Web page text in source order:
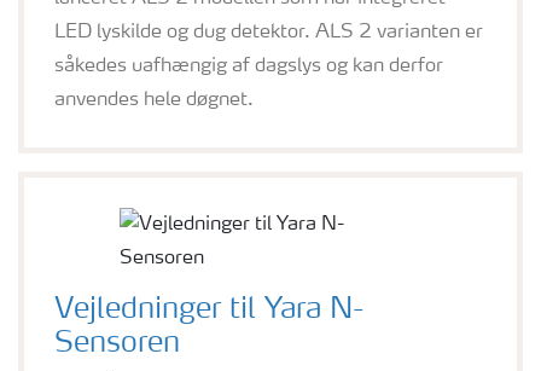
LED lyskilde og dug detektor. ALS 2 varianten er
såkedes uafhængig af dagslys og kan derfor
anvendes hele døgnet.
Vejledninger til Yara N-
Sensoren